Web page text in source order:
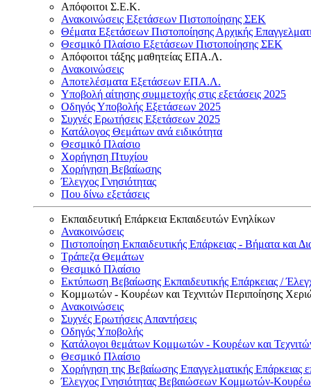
Απόφοιτοι Σ.Ε.Κ.
Ανακοινώσεις Εξετάσεων Πιστοποίησης ΣΕΚ
Θέματα Εξετάσεων Πιστοποίησης Αρχικής
Θεσμικό Πλαίσιο Εξετάσεων Πιστοποίησης ΣΕΚ
Απόφοιτοι τάξης μαθητείας ΕΠΑ.Λ.
Ανακοινώσεις
Αποτελέσματα Εξετάσεων ΕΠΑ.Λ.
Υποβολή αίτησης συμμετοχής στις εξετάσεις 2025
Οδηγός Υποβολής Εξετάσεων 2025
Συχνές Ερωτήσεις Εξετάσεων 2025
Κατάλογος Θεμάτων ανά ειδικότητα
Θεσμικό Πλαίσιο
Χορήγηση Πτυχίου
Χορήγηση Βεβαίωσης
Έλεγχος Γνησιότητας
Που δίνω εξετάσεις
Εκπαιδευτική Επάρκεια Εκπαιδευτών Ενηλίκων
Ανακοινώσεις
Πιστοποίηση Εκπαιδευτικής Επάρκειας - Βήματα και
Τράπεζα Θεμάτων
Θεσμικό Πλαίσιο
Εκτύπωση Βεβαίωσης Εκπαιδευτικής Επάρκειας /
Κομμωτών - Κουρέων και Τεχνιτών Περιποίησης
Ανακοινώσεις
Συχνές Ερωτήσεις Απαντήσεις
Οδηγός Υποβολής
Κατάλογοι θεμάτων Κομμωτών - Κουρέων και
Θεσμικό Πλαίσιο
Χορήγηση της Βεβαίωσης Επαγγελματικής
Έλεγχος Γνησιότητας Βεβαιώσεων Κομμωτών-